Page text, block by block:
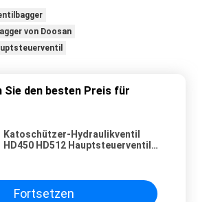
von Doosan
Sie den besten Preis für
Katoschützer-Hydraulikventil
HD450 HD512 Hauptsteuerventil
Fortsetzen